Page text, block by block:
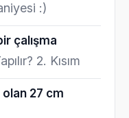
:)
çalışma
2. Kısım
27 cm